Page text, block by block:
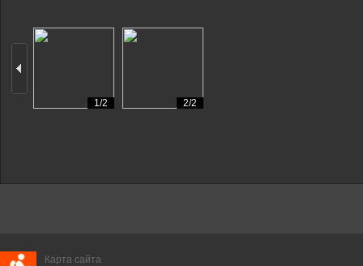
зм
1/2 2/2
Карта сайта